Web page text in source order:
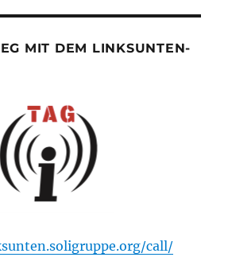
MIT DEM LINKSUNTEN-
call/